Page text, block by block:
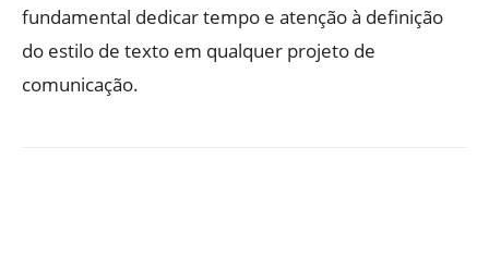
fundamental dedicar tempo e atenção à definição
do estilo de texto em qualquer projeto de
comunicação.